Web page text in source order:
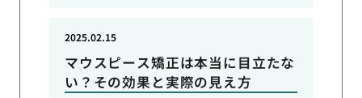
マウスピース矯正は本当に目立たな
い？その効果と実際の見え方
2025.02.15